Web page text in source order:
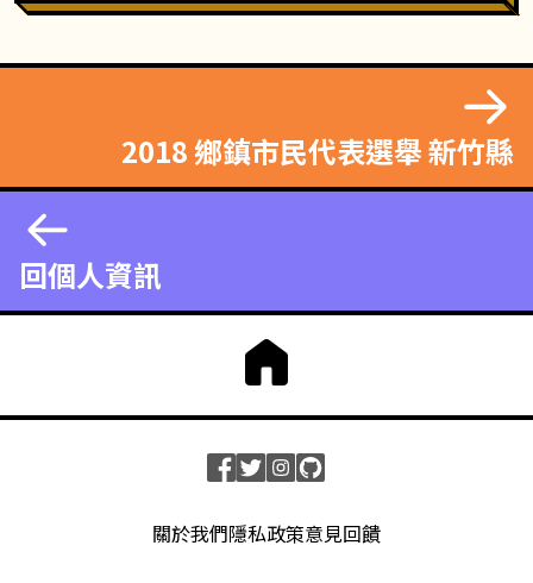
回個人資訊
2018 鄉鎮市民代表選舉 新竹縣
關於我們隱私政策意見回饋